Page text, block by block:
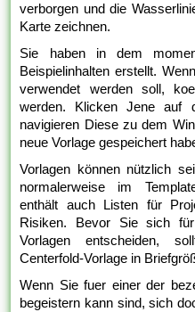
verborgen und die
Karte zeichnen.
Sie haben in dem
Beispielinhalten erstellt.
verwendet werden soll,
werden. Klicken Jene auf
navigieren Diese zu dem
neue Vorlage gespeichert
Vorlagen können nützlich
normalerweise im
enthält auch Listen für
Risiken. Bevor Sie sich
Vorlagen entscheiden,
Centerfold-Vorlage in
Wenn Sie fuer einer der
begeistern kann sind, sich